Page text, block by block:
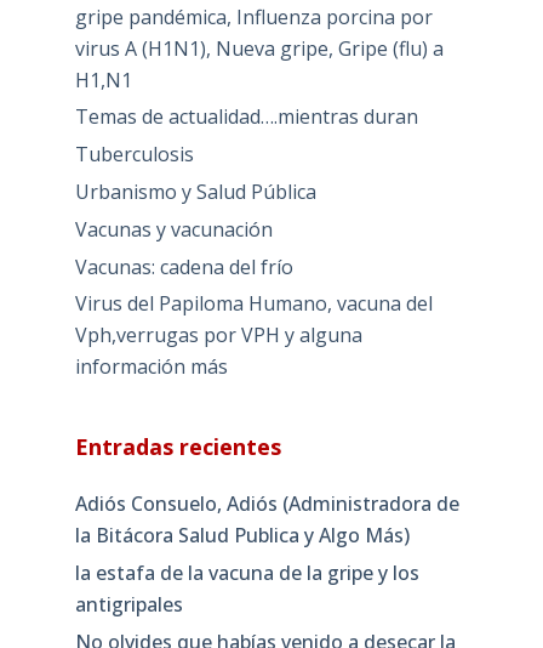
gripe pandémica, Influenza porcina por
virus A (H1N1), Nueva gripe, Gripe (flu) a
H1,N1
Temas de actualidad….mientras duran
Tuberculosis
Urbanismo y Salud Pública
Vacunas y vacunación
Vacunas: cadena del frío
Virus del Papiloma Humano, vacuna del
Vph,verrugas por VPH y alguna
información más
Entradas recientes
Adiós Consuelo, Adiós (Administradora de
la Bitácora Salud Publica y Algo Más)
la estafa de la vacuna de la gripe y los
antigripales
No olvides que habías venido a desecar la